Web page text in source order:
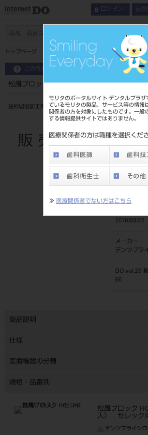
モリタのポータルサイト デンタルプラザ
ているモリタの製品、サービス等の情報
関係者の方を対象にしたものです。一般
する情報提供サイトではありません。
医療関係者の方は職種を選択くださ
≫ 医療関係者でない方はこちら
ログイン お問
トップページ 松風ブロック HC HT S （5入） セレ
この商品に関するお問い合わせ
松風ブロック HC HT S （5入） セレック用
歯科切削加工用レジン材料
206450338
標準価格
覧ください。
ネット会員
』より
2016/03/22
メーカー
デンツプラ
DO vol.26
66
商品説明
仕様
医療機器の分類
規格・品番別
松風ブロック
入） セレック
デンツプライシロ